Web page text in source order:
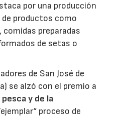
por una producción
de productos como
comidas preparadas
de setas o
de San José de
se alzó con el premio a
y de la
proceso de